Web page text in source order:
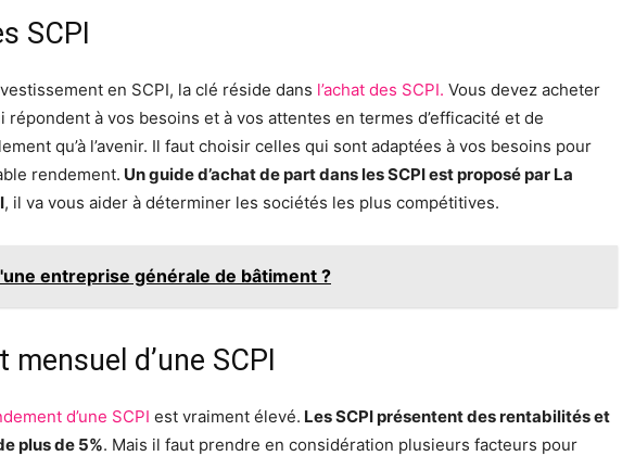
SCPI
en SCPI, la clé réside dans l’achat des SCPI. Vous devez acheter
répondent à vos besoins et à vos attentes en termes d’efficacité et de
qu’à l’avenir. Il faut choisir celles qui sont adaptées à vos besoins pour
rendement. Un guide d’achat de part dans les SCPI est proposé par La
, il va vous aider à déterminer les sociétés les plus compétitives.
entreprise générale de bâtiment ?
mensuel d’une SCPI
d’une SCPI est vraiment élevé. Les SCPI présentent des rentabilités et
plus de 5%. Mais il faut prendre en considération plusieurs facteurs pour